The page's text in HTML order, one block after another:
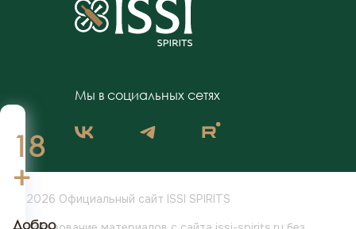
Мы в социальных сетях
© 2026 Официальный сайт ISSI SPIRITS
18
+
Добро